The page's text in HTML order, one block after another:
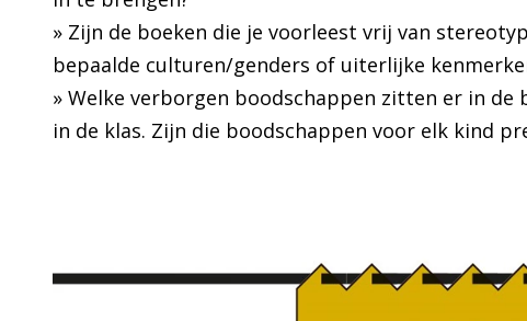
» Zijn de boeken die je voorleest vrij van
bepaalde culturen/genders of uiterlijke
» Welke verborgen boodschappen zitten er in de
in de klas. Zijn die boodschappen voor elk kind